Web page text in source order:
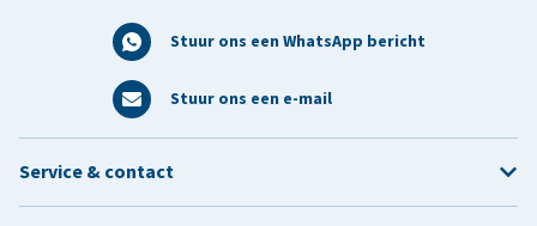
Stuur ons een WhatsApp bericht
Stuur ons een e-mail
Service & contact